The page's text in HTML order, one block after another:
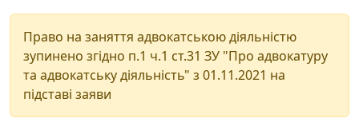
Право на заняття адвокатською діяльністю
зупинено згідно п.1 ч.1 ст.31 ЗУ "Про адвокатуру
та адвокатську діяльність" з 01.11.2021 на
підставі заяви